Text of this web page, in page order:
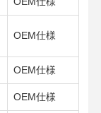
OEM仕様
OEM仕様
OEM仕様